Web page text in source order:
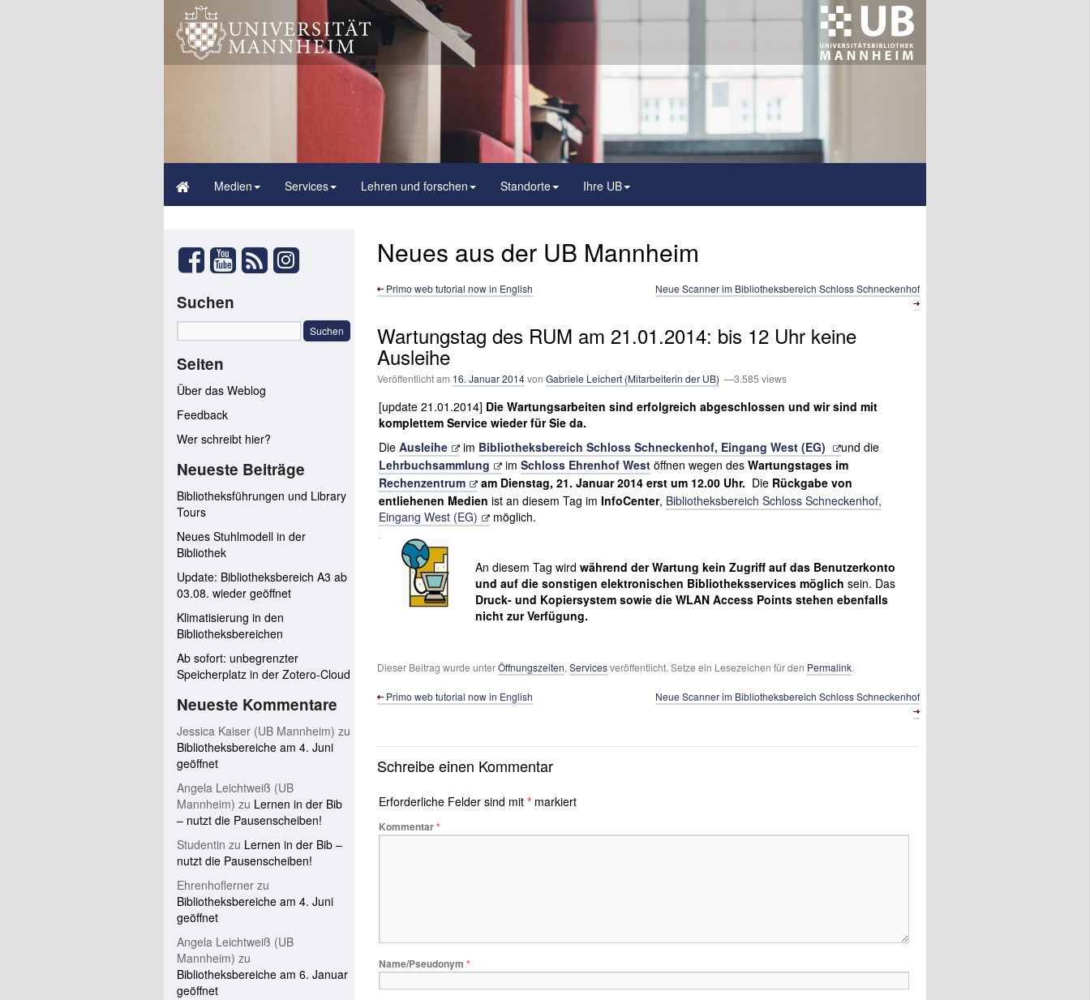
Medien Services Lehren und forschen Standorte Ihre UB
Neues aus der UB Mannheim
Primo web tutorial now in English Neue Scanner im Bibliotheksbereich Schloss Schneckenhof
Wartungstag des RUM am 21.01.2014: bis 12 Uhr keine
Ausleihe
Veröffentlicht am 16. Januar 2014von Gabriele Leichert (Mitarbeiterin der UB) —3.585 views
[update 21.01.2014] Die Wartungsarbeiten sind erfolgreich abgeschlossen und wir sind mit
komplettem Service wieder für Sie da.
DieAusleihe im Bibliotheksbereich Schloss Schneckenhof, Eingang West (EG)
und die
Lehrbuchsammlung
imSchloss Ehrenhof West öffnen wegen desWartungstages im
Rechenzentrum
am Dienstag, 21. Januar 2014 erst um 12.00 Uhr. Die Rückgabe von
entliehenen Medien ist an diesem Tag imInfoCenter, Bibliotheksbereich Schloss Schneckenhof,
Eingang West (EG)
möglich.
An diesem Tag wird während der Wartung kein Zugriff auf das Benutzerkonto
und auf die sonstigen elektronischen Bibliotheksservices möglichsein. Das
Druck- und Kopiersystem sowie die WLAN Access Points stehen ebenfalls
nicht zur Verfügung.
Dieser Beitrag wurde unterÖffnungszeiten,Servicesveröffentlicht. Setze ein Lesezeichen für den Permalink.
Primo web tutorial now in English Neue Scanner im Bibliotheksbereich Schloss Schneckenhof
Schreibe einen Kommentar
Erforderliche Felder sind mit* markiert
Kommentar*
Name/Pseudonym*
Suchen
Seiten
Über das Weblog
Feedback
Wer schreibt hier?
Neueste Beiträge
Bibliotheksführungen und Library
Tours
Neues Stuhlmodell in der
Bibliothek
Update: Bibliotheksbereich A3 ab
03.08. wieder geöffnet
Klimatisierung in den
Bibliotheksbereichen
Ab sofort: unbegrenzter
Speicherplatz in der Zotero-Cloud
Neueste Kommentare
Jessica Kaiser (UB Mannheim) zu
Bibliotheksbereiche am 4. Juni
geöffnet
Angela Leichtweiß (UB
Mannheim) zu Lernen in der Bib
– nutzt die Pausenscheiben!
Studentin zu Lernen in der Bib –
nutzt die Pausenscheiben!
Ehrenhoflerner zu
Bibliotheksbereiche am 4. Juni
geöffnet
Angela Leichtweiß (UB
Mannheim) zu
Bibliotheksbereiche am 6. Januar
geöffnet